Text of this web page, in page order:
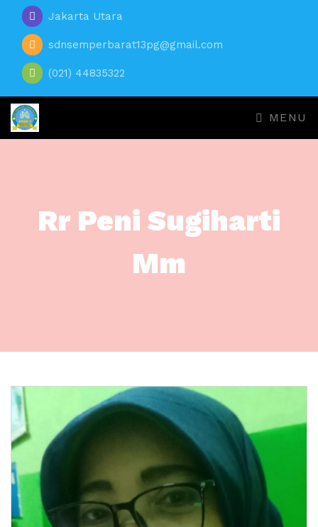
Jakarta Utara
sdnsemperbarat13pg@gmail.com
(021) 44835322
MENU
Rr Peni Sugiharti
Mm